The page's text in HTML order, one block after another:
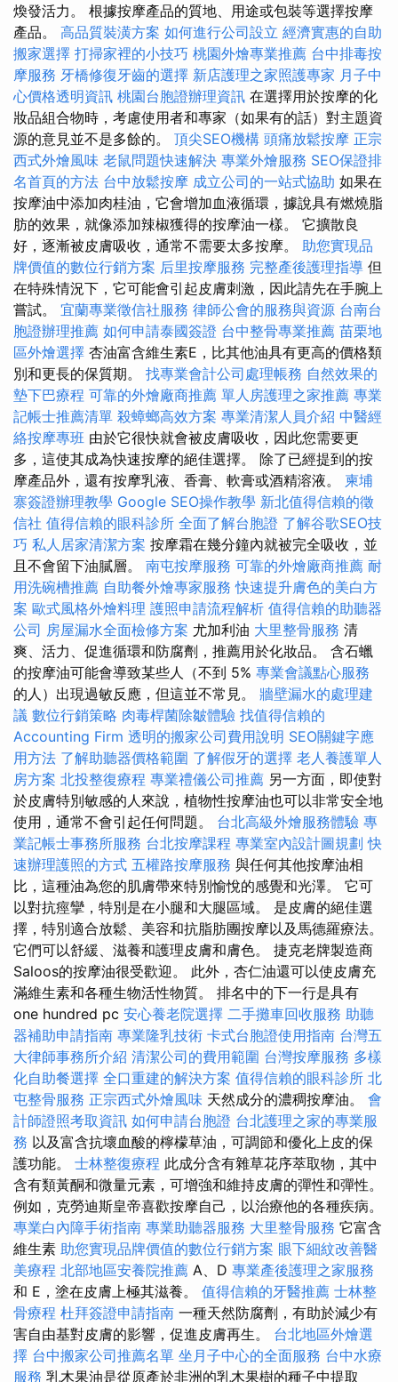
煥發活力。 根據按摩產品的質地、用途或包裝等選擇按摩
產品。 高品質裝潢方案 如何進行公司設立 經濟實惠的自助
搬家選擇 打掃家裡的小技巧 桃園外燴專業推薦 台中排毒按
摩服務 牙橋修復牙齒的選擇 新店護理之家照護專家 月子中
心價格透明資訊 桃園台胞證辦理資訊 在選擇用於按摩的化
妝品組合物時，考慮使用者和專家（如果有的話）對主題資
源的意見並不是多餘的。 頂尖SEO機構 頭痛放鬆按摩 正宗
西式外燴風味 老鼠問題快速解決 專業外燴服務 SEO保證排
名首頁的方法 台中放鬆按摩 成立公司的一站式協助 如果在
按摩油中添加肉桂油，它會增加血液循環，據說具有燃燒脂
肪的效果，就像添加辣椒獲得的按摩油一樣。 它擴散良
好，逐漸被皮膚吸收，通常不需要太多按摩。 助您實現品
牌價值的數位行銷方案 后里按摩服務 完整產後護理指導 但
在特殊情況下，它可能會引起皮膚刺激，因此請先在手腕上
嘗試。 宜蘭專業徵信社服務 律師公會的服務與資源 台南台
胞證辦理推薦 如何申請泰國簽證 台中整骨專業推薦 苗栗地
區外燴選擇 杏油富含維生素E，比其他油具有更高的價格類
別和更長的保質期。 找專業會計公司處理帳務 自然效果的
墊下巴療程 可靠的外燴廠商推薦 單人房護理之家推薦 專業
記帳士推薦清單 殺蟑螂高效方案 專業清潔人員介紹 中醫經
絡按摩專班 由於它很快就會被皮膚吸收，因此您需要更
多，這使其成為快速按摩的絕佳選擇。 除了已經提到的按
摩產品外，還有按摩乳液、香膏、軟膏或酒精溶液。 柬埔
寨簽證辦理教學 Google SEO操作教學 新北值得信賴的徵
信社 值得信賴的眼科診所 全面了解台胞證 了解谷歌SEO技
巧 私人居家清潔方案 按摩霜在幾分鐘內就被完全吸收，並
且不會留下油膩層。 南屯按摩服務 可靠的外燴廠商推薦 耐
用洗碗槽推薦 自助餐外燴專家服務 快速提升膚色的美白方
案 歐式風格外燴料理 護照申請流程解析 值得信賴的助聽器
公司 房屋漏水全面檢修方案 尤加利油 大里整骨服務 清
爽、活力、促進循環和防腐劑，推薦用於化妝品。 含石蠟
的按摩油可能會導致某些人（不到 5% 專業會議點心服務
的人）出現過敏反應，但這並不常見。 牆壁漏水的處理建
議 數位行銷策略 肉毒桿菌除皺體驗 找值得信賴的
Accounting Firm 透明的搬家公司費用說明 SEO關鍵字應
用方法 了解助聽器價格範圍 了解假牙的選擇 老人養護單人
房方案 北投整復療程 專業禮儀公司推薦 另一方面，即使對
於皮膚特別敏感的人來說，植物性按摩油也可以非常安全地
使用，通常不會引起任何問題。 台北高級外燴服務體驗 專
業記帳士事務所服務 台北按摩課程 專業室內設計圖規劃 快
速辦理護照的方式 五權路按摩服務 與任何其他按摩油相
比，這種油為您的肌膚帶來特別愉悅的感覺和光澤。 它可
以對抗痙攣，特別是在小腿和大腿區域。 是皮膚的絕佳選
擇，特別適合放鬆、美容和抗脂肪團按摩以及馬德羅療法。
它們可以舒緩、滋養和護理皮膚和膚色。 捷克老牌製造商
Saloos的按摩油很受歡迎。 此外，杏仁油還可以使皮膚充
滿維生素和各種生物活性物質。 排名中的下一行是具有
one hundred pc 安心養老院選擇 二手攤車回收服務 助聽
器補助申請指南 專業隆乳技術 卡式台胞證使用指南 台灣五
大律師事務所介紹 清潔公司的費用範圍 台灣按摩服務 多樣
化自助餐選擇 全口重建的解決方案 值得信賴的眼科診所 北
屯整骨服務 正宗西式外燴風味 天然成分的濃稠按摩油。 會
計師證照考取資訊 如何申請台胞證 台北護理之家的專業服
務 以及富含抗壞血酸的檸檬草油，可調節和優化上皮的保
護功能。 士林整復療程 此成分含有雜草花序萃取物，其中
含有類黃酮和微量元素，可增強和維持皮膚的彈性和彈性。
例如，克勞迪斯皇帝喜歡按摩自己，以治療他的各種疾病。
專業白內障手術指南 專業助聽器服務 大里整骨服務 它富含
維生素 助您實現品牌價值的數位行銷方案 眼下細紋改善醫
美療程 北部地區安養院推薦 A、D 專業產後護理之家服務
和 E，塗在皮膚上極其滋養。 值得信賴的牙醫推薦 士林整
骨療程 杜拜簽證申請指南 一種天然防腐劑，有助於減少有
害自由基對皮膚的影響，促進皮膚再生。 台北地區外燴選
擇 台中搬家公司推薦名單 坐月子中心的全面服務 台中水療
服務 乳木果油是從原產於非洲的乳木果樹的種子中提取